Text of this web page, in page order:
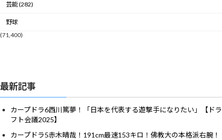
芸能 (282)
野球
(71,400)
最新記事
カープドラ6西川篤夢！「日本を代表する遊撃手になりたい」【ドラ
フト会議2025】
カープドラ5赤木晴哉！191cm最速153キロ！佛教大の本格派右腕！